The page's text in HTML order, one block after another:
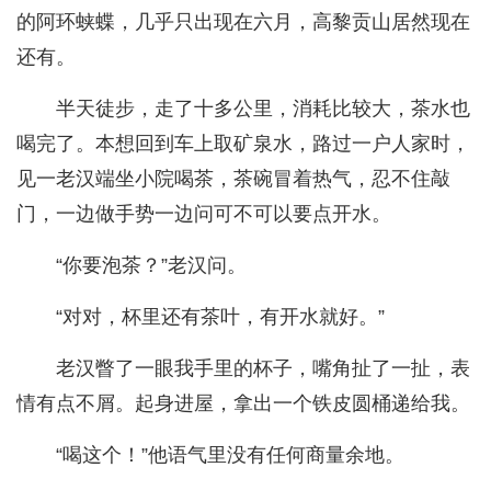
的阿环蛱蝶，几乎只出现在六月，高黎贡山居然现在
还有。
半天徒步，走了十多公里，消耗比较大，茶水也
喝完了。本想回到车上取矿泉水，路过一户人家时，
见一老汉端坐小院喝茶，茶碗冒着热气，忍不住敲
门，一边做手势一边问可不可以要点开水。
“你要泡茶？”老汉问。
“对对，杯里还有茶叶，有开水就好。”
老汉瞥了一眼我手里的杯子，嘴角扯了一扯，表
情有点不屑。起身进屋，拿出一个铁皮圆桶递给我。
“喝这个！”他语气里没有任何商量余地。